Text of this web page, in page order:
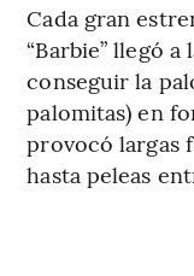
Cada gran
“Barbie” llegó
conseguir la
palomitas) en
provocó largas
hasta peleas